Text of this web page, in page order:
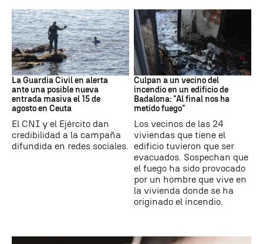
Ceuta
La Guardia Civil en alerta
ante una posible nueva
entrada masiva el 15 de
agosto en Ceuta
El CNI y el Ejército dan
credibilidad a la campaña
difundida en redes sociales.
Cataluña
Culpan a un vecino del
incendio en un edificio de
Badalona: "Al final nos ha
metido fuego"
Los vecinos de las 24
viviendas que tiene el
edificio tuvieron que ser
evacuados. Sospechan que
el fuego ha sido provocado
por un hombre que vive en
la vivienda donde se ha
originado el incendio.